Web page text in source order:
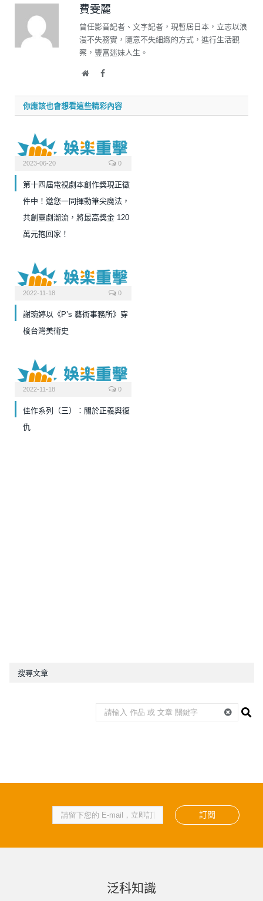
費雯麗
曾任影音記者、文字記者，現暫居日本，立志以浪
漫不失務實，隨意不失細緻的方式，進行生活觀
察，豐富迷妹人生。
WebsiteFacebook
你應該也會想看這些精彩內容
2023-06-20 0
第十四屆電視劇本創作獎現正徵
件中！邀您一同揮動筆尖魔法，
共創臺劇潮流，將最高獎金 120
萬元抱回家！
2022-11-18 0
謝琬婷以《P’s 藝術事務所》穿
梭台灣美術史
2022-11-18 0
佳作系列（三）：關於正義與復
仇
搜尋文章
訂閱
泛科知識